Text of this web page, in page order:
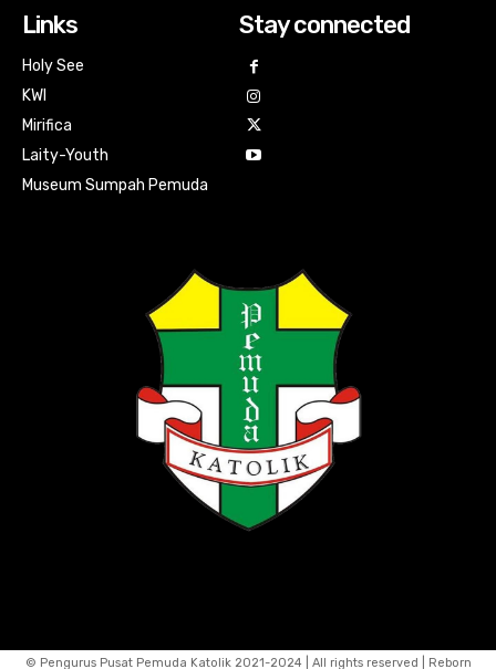
Links
Holy See
KWI
Mirifica
Laity-Youth
Museum Sumpah Pemuda
Stay connected
© Pengurus Pusat Pemuda Katolik 2021-2024 | All rights reserved | Reborn